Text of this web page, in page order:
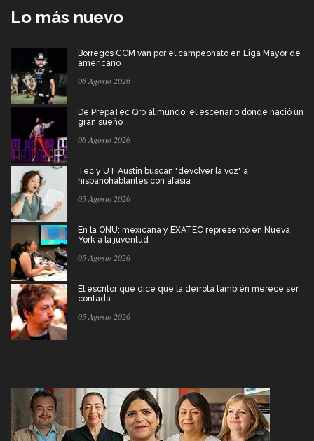
Lo más nuevo
Borregos CCM van por el campeonato en Liga Mayor de
americano
06 Agosto 2026
De PrepaTec Qro al mundo: el escenario donde nació un
gran sueño
06 Agosto 2026
Tec y UT Austin buscan "devolver la voz" a
hispanohablantes con afasia
05 Agosto 2026
En la ONU: mexicana y EXATEC representó en Nueva
York a la juventud
05 Agosto 2026
El escritor que dice que la derrota también merece ser
contada
05 Agosto 2026